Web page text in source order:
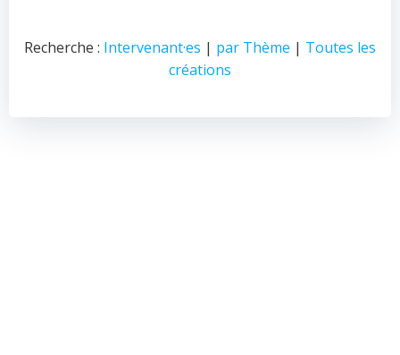
Recherche : Intervenant·es | par Thème | Toutes les
créations